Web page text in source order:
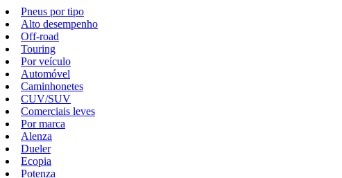
Pneus por tipo
Alto desempenho
Off-road
Touring
Por veículo
Automóvel
Caminhonetes
CUV/SUV
Comerciais leves
Por marca
Alenza
Dueler
Ecopia
Potenza